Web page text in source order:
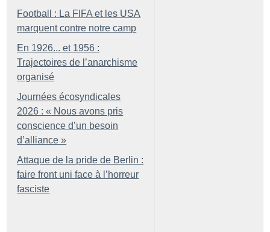
Football : La FIFA et les USA
marquent contre notre camp
En 1926... et 1956 :
Trajectoires de l’anarchisme
organisé
Journées écosyndicales
2026 : « Nous avons pris
conscience d’un besoin
d’alliance »
Attaque de la pride de Berlin :
faire front uni face à l’horreur
fasciste